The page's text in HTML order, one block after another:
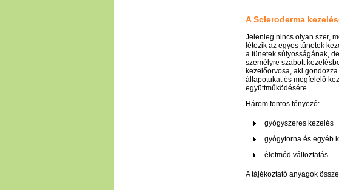
A Scleroderma
Jelenleg nincs olyan szer,
létezik az egyes tünetek
a tünetek súlyosságának,
személyre szabott
kezelőorvosa, aki
állapotukat és megfelelő
együttműködésére.
Három fontos tényező:
gyógyszeres kezelés
gyógytorna és egyéb
életmód változtatás
A tájékoztató anyagok